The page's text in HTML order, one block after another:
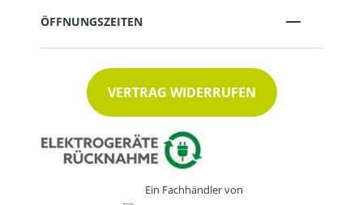
ÖFFNUNGSZEITEN
VERTRAG WIDERRUFEN
Ein Fachhändler von